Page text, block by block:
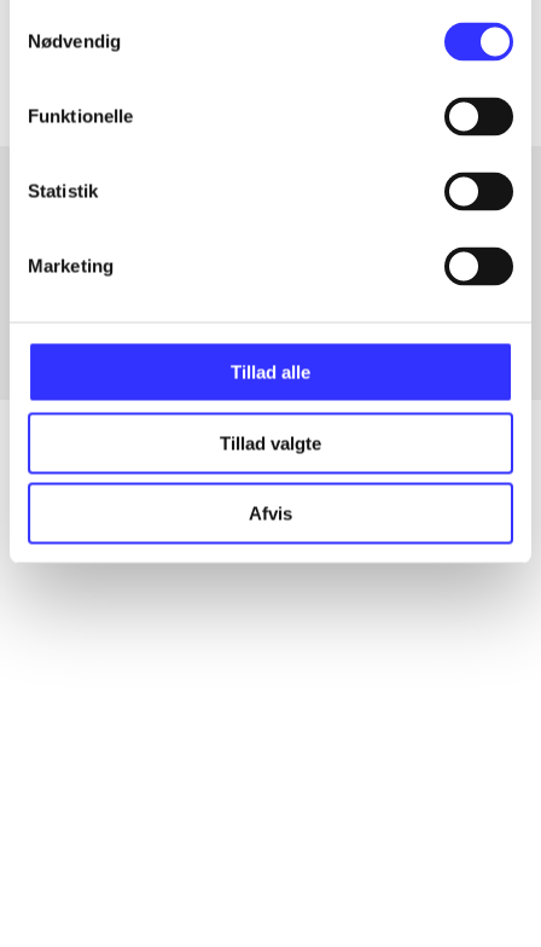
Nødvendig
Funktionelle
Statistik
Marketing
Tillad alle
Tillad valgte
Afvis
Artiklerne i
Fra
Alle registrerede artikler fordelt på udgivelser